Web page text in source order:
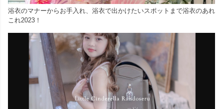
浴衣のマナーからお手入れ、浴衣で出かけたいスポットまで浴衣のあれ
これ2023！